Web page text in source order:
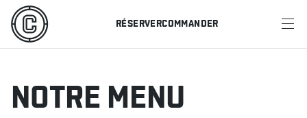
RÉSERVERCOMMANDER
MENU
RESTAURANTS
NOTRE MENU